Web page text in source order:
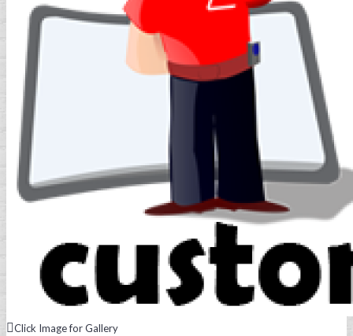
Click Image for Gallery